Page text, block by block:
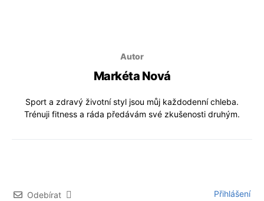
Autor
Markéta Nová
Sport a zdravý životní styl jsou můj každodenní chleba.
Trénuji fitness a ráda předávám své zkušenosti druhým.
Odebírat Přihlášení